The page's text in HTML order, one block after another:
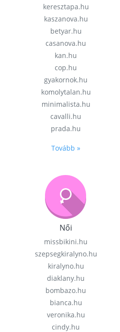
keresztapa.hu
kaszanova.hu
betyar.hu
casanova.hu
kan.hu
cop.hu
gyakornok.hu
komolytalan.hu
minimalista.hu
cavalli.hu
prada.hu
Tovább »
Női
missbikini.hu
szepsegkiralyno.hu
kiralyno.hu
diaklany.hu
bombazo.hu
bianca.hu
veronika.hu
cindy.hu